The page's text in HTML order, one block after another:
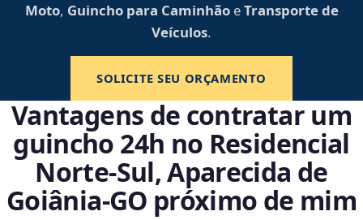
Moto, Guincho para CaminhãoeTransporte de
Veículos.
SOLICITE SEU ORÇAMENTO
Vantagens de contratar um
guincho 24h no Residencial
Norte-Sul, Aparecida de
Goiânia‑GO próximo de mim